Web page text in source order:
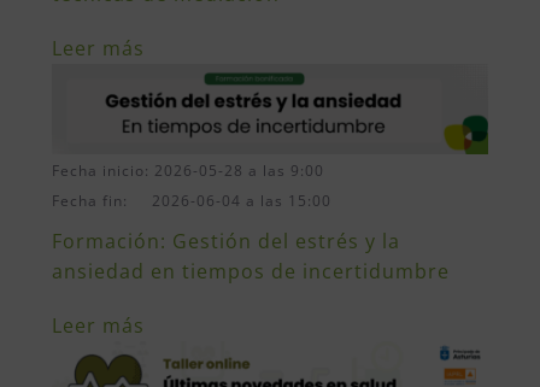
Leer más
Fecha inicio: 2026-05-28 a las 9:00
Fecha fin: 2026-06-04 a las 15:00
Formación: Gestión del estrés y la
ansiedad en tiempos de incertidumbre
Leer más